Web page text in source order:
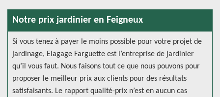
Notre prix jardinier en Feigneux
Si vous tenez à payer le moins possible pour votre projet de
jardinage, Elagage Farguette est l’entreprise de jardinier
qu’il vous faut. Nous faisons tout ce que nous pouvons pour
proposer le meilleur prix aux clients pour des résultats
satisfaisants. Le rapport qualité-prix n’est en aucun cas